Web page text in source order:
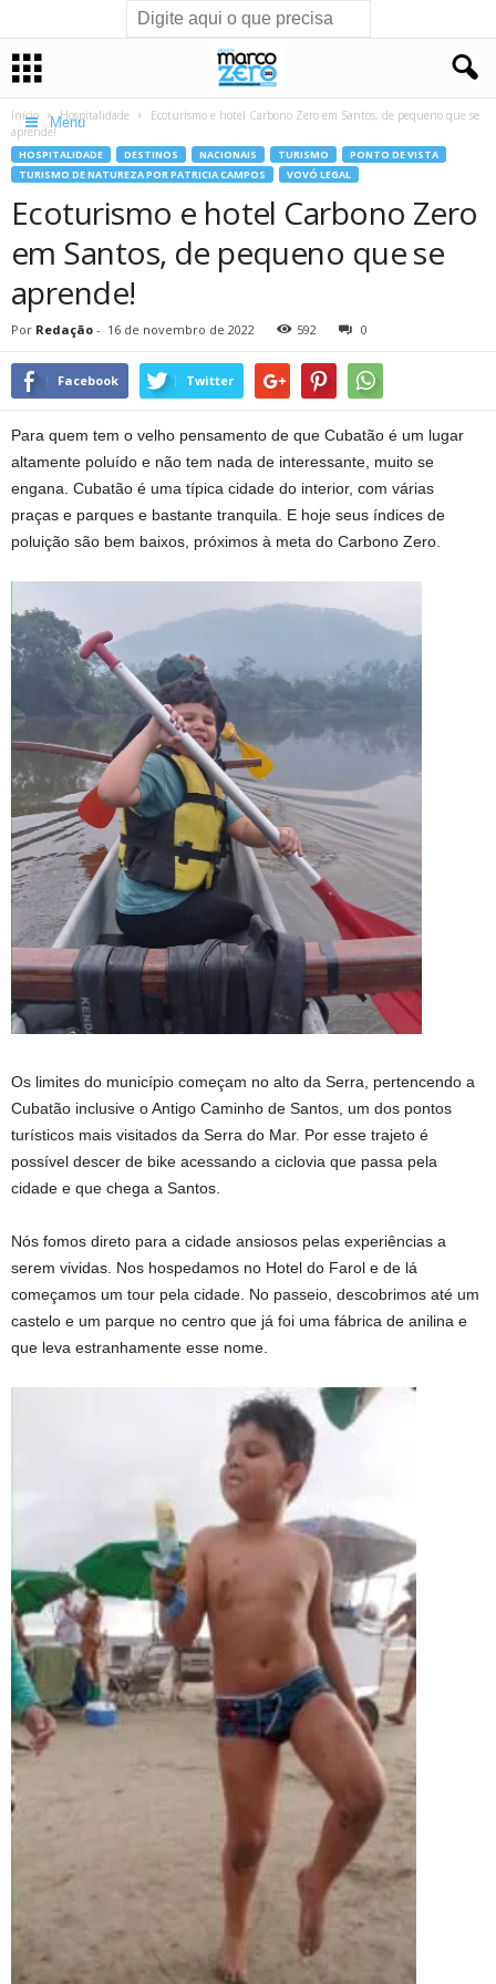
Menu
Início Hospitalidade
Ecoturismo e hotel Carbono Zero em Santos, de pequeno que se
aprende!
HOSPITALIDADE DESTINOS NACIONAIS TURISMO
PONTO DE VISTA
TURISMO DE NATUREZA POR PATRICIA CAMPOS
VOVÓ LEGAL
Ecoturismo e hotel Carbono Zero
em Santos, de pequeno que se
aprende!
Por Redação - 16 de novembro de 2022 592 0
Facebook Twitter
Para quem tem o velho pensamento de que Cubatão é um lugar
altamente poluído e não tem nada de interessante, muito se
engana. Cubatão é uma típica cidade do interior, com várias
praças e parques e bastante tranquila. E hoje seus índices de
poluição são bem baixos, próximos à meta do Carbono Zero.
Os limites do município começam no alto da Serra, pertencendo a
Cubatão inclusive o Antigo Caminho de Santos, um dos pontos
turísticos mais visitados da Serra do Mar. Por esse trajeto é
possível descer de bike acessando a ciclovia que passa pela
cidade e que chega a Santos.
Nós fomos direto para a cidade ansiosos pelas experiências a
serem vividas. Nos hospedamos no Hotel do Farol e de lá
começamos um tour pela cidade. No passeio, descobrimos até um
castelo e um parque no centro que já foi uma fábrica de anilina e
que leva estranhamente esse nome.